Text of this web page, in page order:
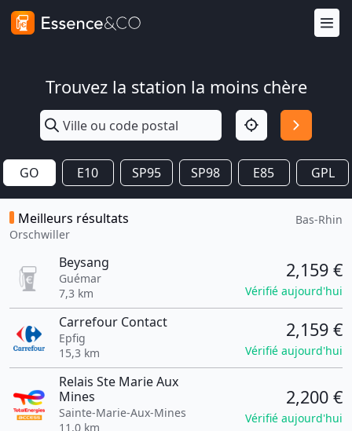
Trouvez la station la moins chère
GO E10 SP95 SP98 E85 GPL
Meilleurs résultats
Orschwiller
Bas-Rhin
Beysang
Guémar
7,3 km
2,159 €
Vérifié aujourd'hui
Carrefour Contact
Epfig
15,3 km
2,159 €
Vérifié aujourd'hui
Relais Ste Marie Aux
Mines
Sainte-Marie-Aux-Mines
11,0 km
2,200 €
Vérifié aujourd'hui